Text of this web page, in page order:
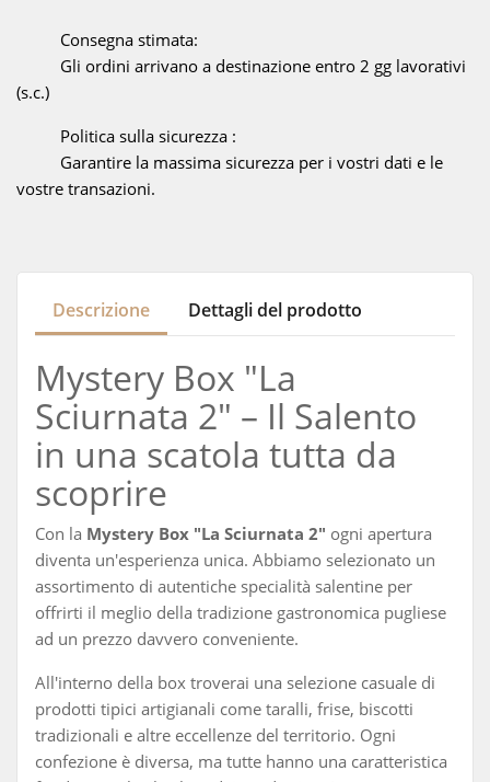
Consegna stimata:
Gli ordini arrivano a destinazione entro 2 gg lavorativi
(s.c.)
Politica sulla sicurezza :
Garantire la massima sicurezza per i vostri dati e le
vostre transazioni.
Descrizione Dettagli del prodotto
Mystery Box "La
Sciurnata 2" – Il Salento
in una scatola tutta da
scoprire
Con la Mystery Box "La Sciurnata 2" ogni apertura
diventa un'esperienza unica. Abbiamo selezionato un
assortimento di autentiche specialità salentine per
offrirti il meglio della tradizione gastronomica pugliese
ad un prezzo davvero conveniente.
All'interno della box troverai una selezione casuale di
prodotti tipici artigianali come taralli, frise, biscotti
tradizionali e altre eccellenze del territorio. Ogni
confezione è diversa, ma tutte hanno una caratteristica